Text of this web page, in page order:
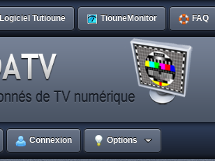
Logiciel Tutioune TiouneMonitor FAQ
Connexion Options